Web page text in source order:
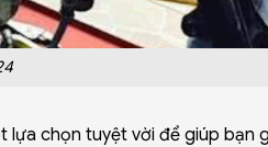
lựa chọn tuyệt vời để giúp bạn